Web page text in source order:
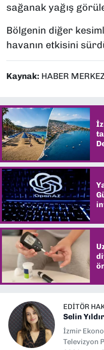
sağanak yağış
Bölgenin diğer
havanın etkisini
Kaynak: HABER
EDITÖR
Selin
İzmir
Televizyon